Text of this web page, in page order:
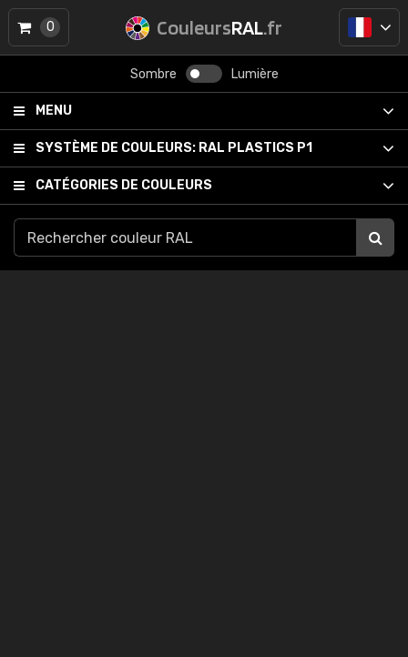
CouleursRAL.fr
Sombre Lumière
MENU
SYSTÈME DE COULEURS: RAL PLASTICS P1
CATÉGORIES DE COULEURS
0